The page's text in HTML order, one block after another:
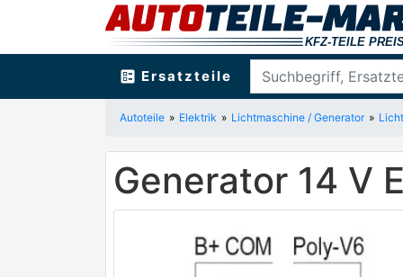
ballot Ersatzteile
Autoteile Elektrik Lichtmaschine / Generator
Generator 14 V